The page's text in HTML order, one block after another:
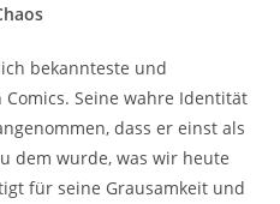
bekannteste und
Seine wahre Identität
dass er einst als
dem wurde, was wir heute
für seine Grausamkeit und